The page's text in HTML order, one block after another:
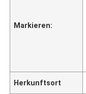
Markieren:
Herkunftsort